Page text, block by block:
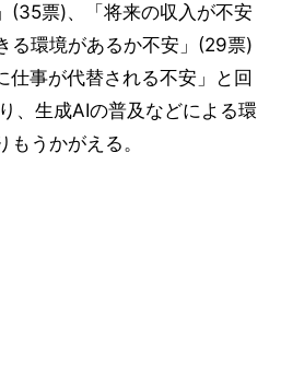
(35票)、「将来の収入が不安
る環境があるか不安」(29票)
仕事が代替される不安」と回
、生成AIの普及などによる環
うかがえる。